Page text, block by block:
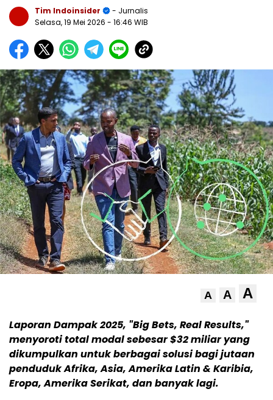
Tim Indoinsider
- Jurnalis
Selasa, 19 Mei 2026 - 16:46 WIB
A A A
Laporan Dampak 2025, "Big Bets, Real Results,"
menyoroti total modal sebesar $32 miliar yang
dikumpulkan untuk berbagai solusi bagi jutaan
penduduk Afrika, Asia, Amerika Latin & Karibia,
Eropa, Amerika Serikat, dan banyak lagi.